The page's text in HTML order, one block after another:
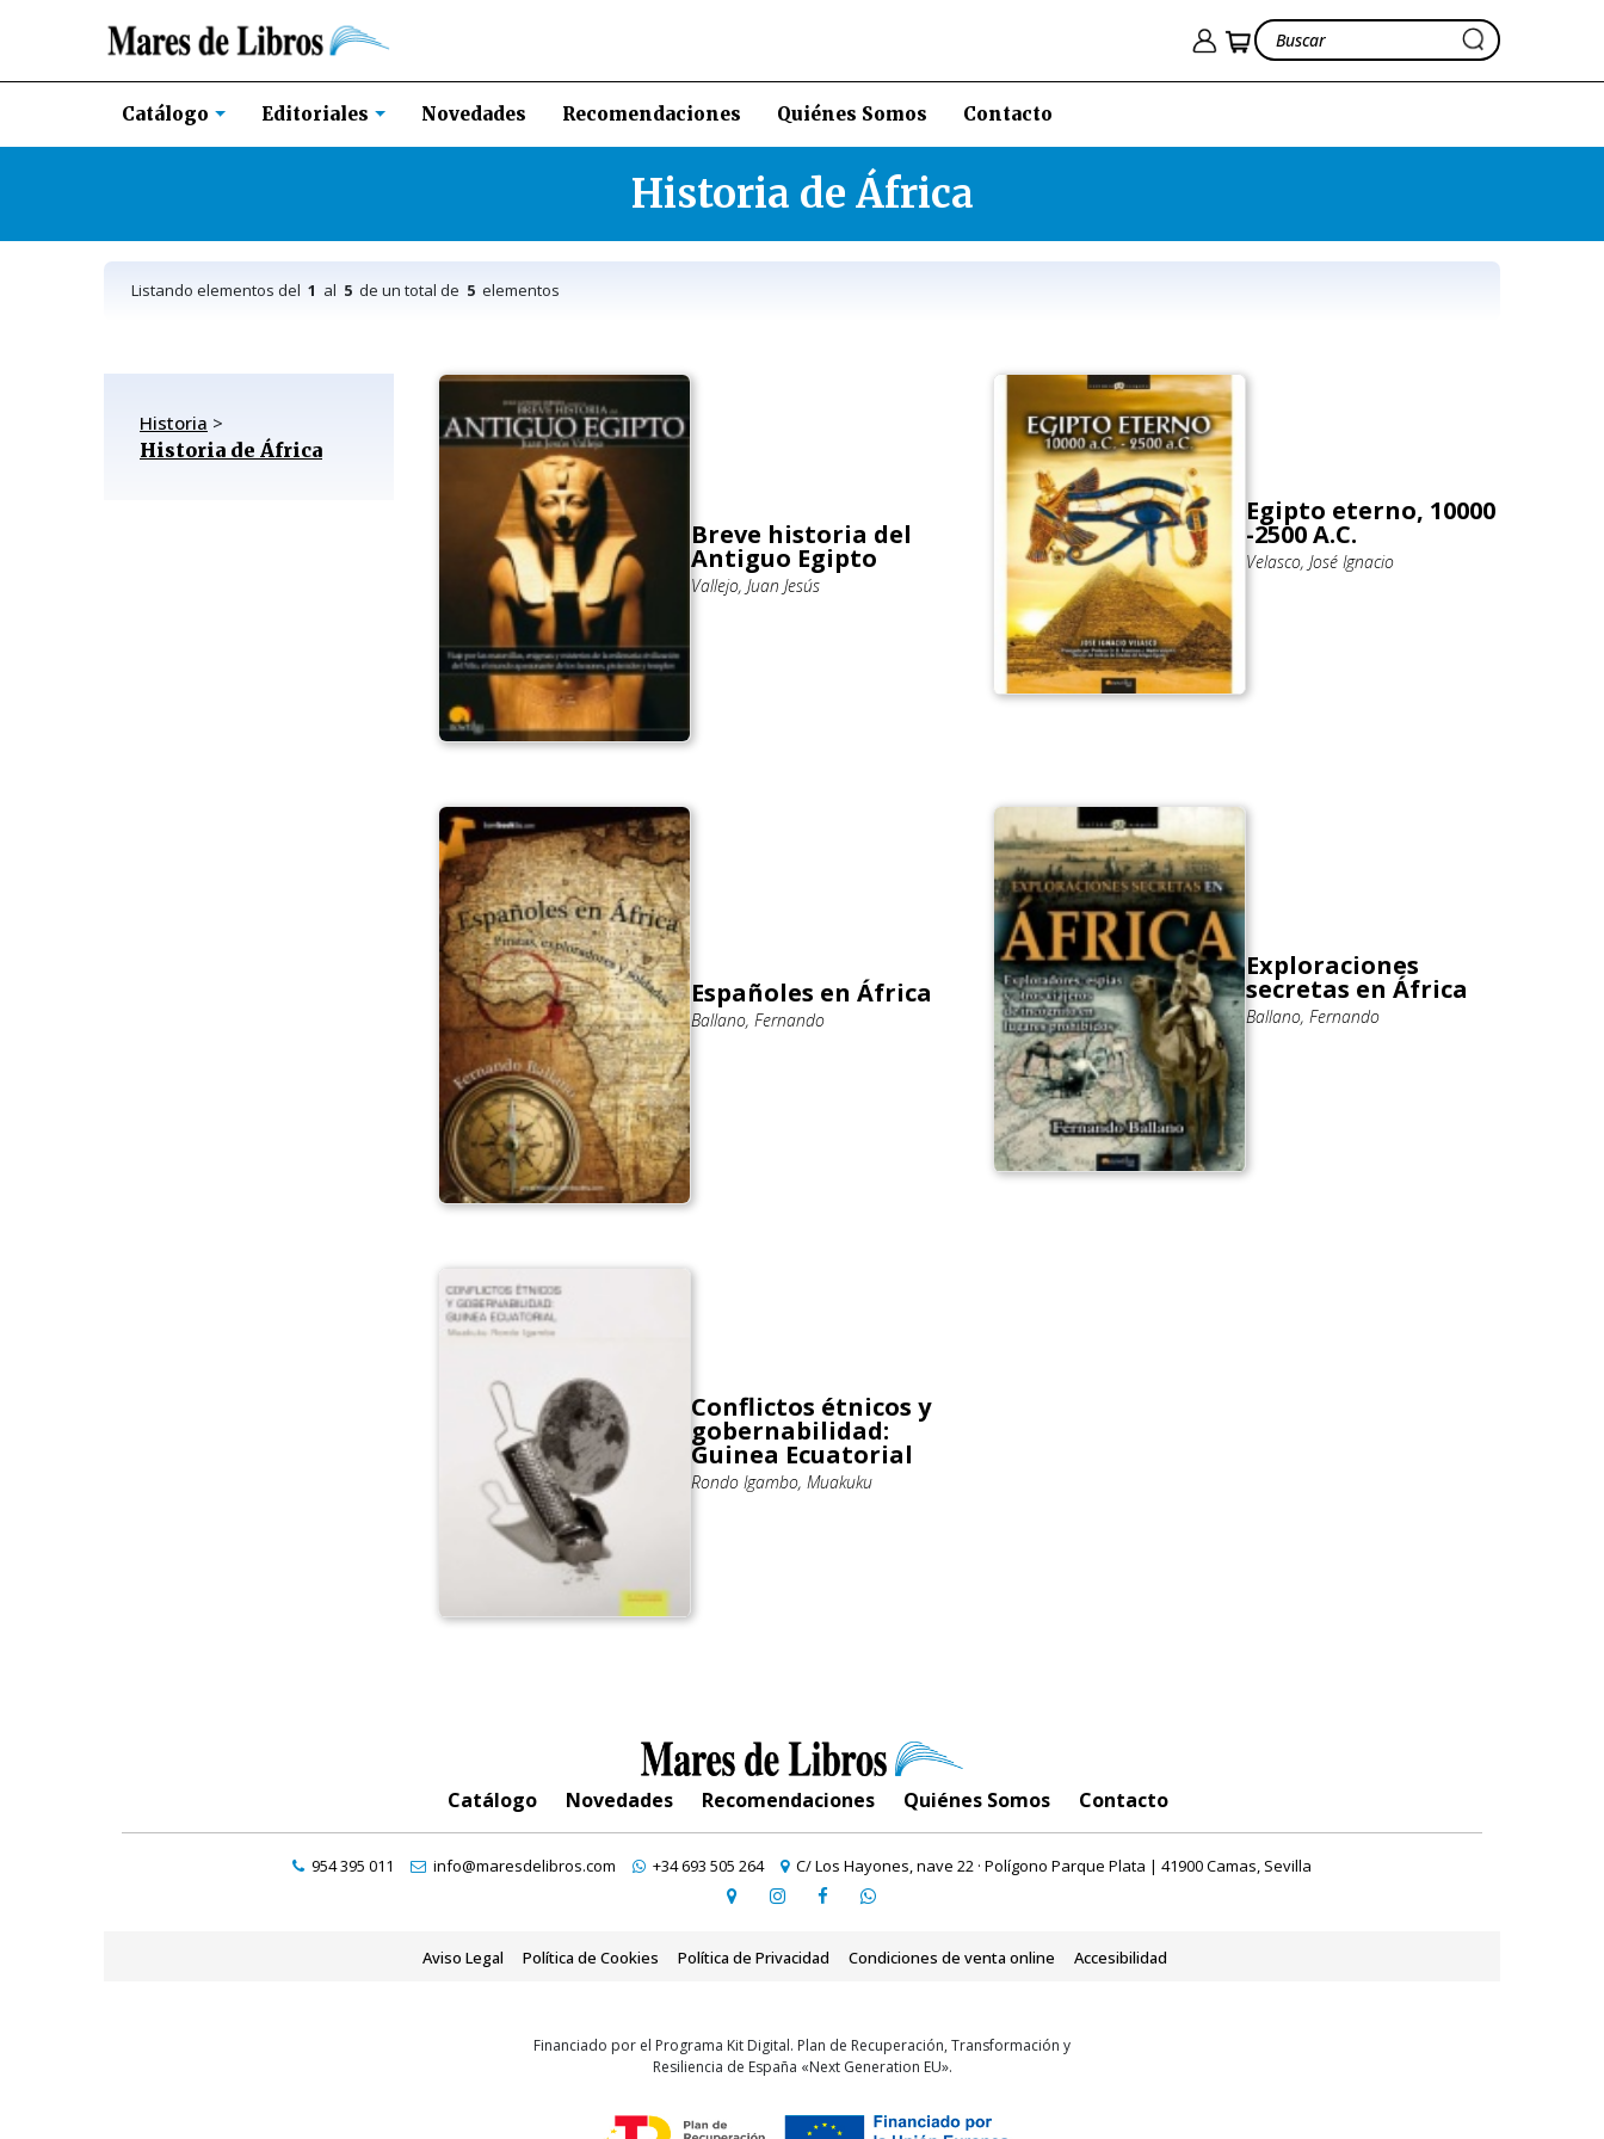
Catálogo Editoriales Novedades Recomendaciones Quiénes Somos Contacto
Historia de África
Listando elementos del 1 al 5 de un total de 5 elementos
Historia >
Historia de África
Breve historia del
Antiguo Egipto
Vallejo, Juan Jesús
Egipto eterno, 10000
-2500 A.C.
Velasco, José Ignacio
Españoles en África
Ballano, Fernando
Exploraciones
secretas en África
Ballano, Fernando
Conflictos étnicos y
gobernabilidad:
Guinea Ecuatorial
Rondo Igambo, Muakuku
Catálogo Novedades Recomendaciones Quiénes Somos Contacto
954 395 011 info@maresdelibros.com +34 693 505 264 C/ Los Hayones, nave 22 · Polígono Parque Plata | 41900 Camas, Sevilla
Aviso Legal Política de Cookies Política de Privacidad Condiciones de venta online Accesibilidad
Financiado por el Programa Kit Digital. Plan de Recuperación, Transformación y
Resiliencia de España «Next Generation EU».